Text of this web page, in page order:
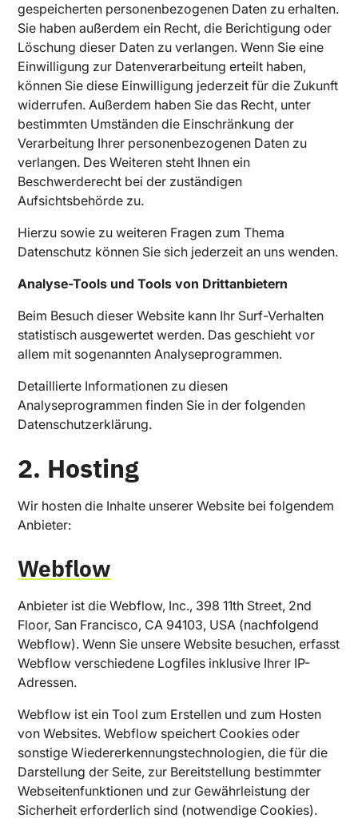
gespeicherten personenbezogenen Daten zu erhalten.
Sie haben außerdem ein Recht, die Berichtigung oder
Löschung dieser Daten zu verlangen. Wenn Sie eine
Einwilligung zur Datenverarbeitung erteilt haben,
können Sie diese Einwilligung jederzeit für die Zukunft
widerrufen. Außerdem haben Sie das Recht, unter
bestimmten Umständen die Einschränkung der
Verarbeitung Ihrer personenbezogenen Daten zu
verlangen. Des Weiteren steht Ihnen ein
Beschwerderecht bei der zuständigen
Aufsichtsbehörde zu.
Hierzu sowie zu weiteren Fragen zum Thema
Datenschutz können Sie sich jederzeit an uns wenden.
Analyse-Tools und Tools von Drittanbietern
Beim Besuch dieser Website kann Ihr Surf-Verhalten
statistisch ausgewertet werden. Das geschieht vor
allem mit sogenannten Analyseprogrammen.
Detaillierte Informationen zu diesen
Analyseprogrammen finden Sie in der folgenden
Datenschutzerklärung.
2. Hosting
Wir hosten die Inhalte unserer Website bei folgendem
Anbieter:
Webflow
Anbieter ist die Webflow, Inc., 398 11th Street, 2nd
Floor, San Francisco, CA 94103, USA (nachfolgend
Webflow). Wenn Sie unsere Website besuchen, erfasst
Webflow verschiedene Logfiles inklusive Ihrer IP-
Adressen.
Webflow ist ein Tool zum Erstellen und zum Hosten
von Websites. Webflow speichert Cookies oder
sonstige Wiedererkennungstechnologien, die für die
Darstellung der Seite, zur Bereitstellung bestimmter
Webseitenfunktionen und zur Gewährleistung der
Sicherheit erforderlich sind (notwendige Cookies).